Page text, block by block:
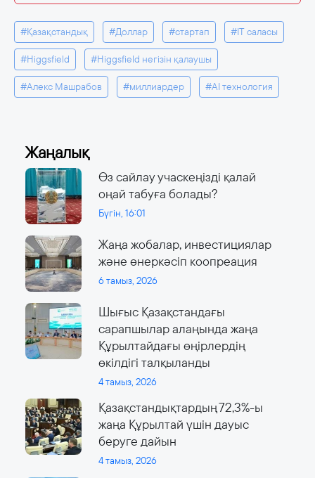
#Қазақстандық #Доллар #стартап #IT саласы
#Higgsfield #Higgsfield негізін қалаушы
#Алекс Машрабов #миллиардер #AI технология
Жаңалық
Өз сайлау учаскеңізді қалай
оңай табуға болады?
Бүгін, 16:01
Жаңа жобалар, инвестициялар
және өнеркәсіп коопреация
6 тамыз, 2026
Шығыс Қазақстандағы
сарапшылар алаңында жаңа
Құрылтайдағы өңірлердің
өкілдігі талқыланды
4 тамыз, 2026
Қазақстандықтардың 72,3%-ы
жаңа Құрылтай үшін дауыс
беруге дайын
4 тамыз, 2026